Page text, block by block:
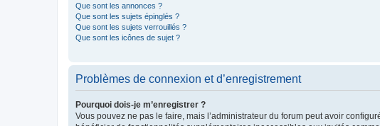
Que sont les annonces ?
Que sont les sujets épinglés ?
Que sont les sujets verrouillés ?
Que sont les icônes de sujet ?
Problèmes de connexion et d’enregistrement
Pourquoi dois-je m’enregistrer ?
Vous pouvez ne pas le faire, mais l’administrateur du forum peut avoir